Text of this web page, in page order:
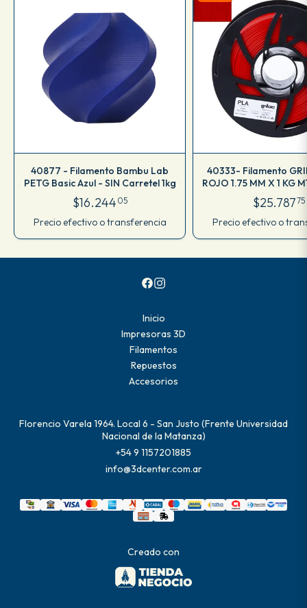
40877 - Filamento Bambu Lab
PETG Basic Azul - SIN Carretel 1kg
$16.244 05
Precio efectivo o transferencia
40333- Filamento
ROJO 1.75 MM X 1 KG
$25.78775
Precio efectivo o
Inicio
Impresoras 3D
Filamentos
Repuestos
Accesorios
Florencio Varela 1964. Local 6 - San Justo (Frente Universidad
Nacional de la Matanza)
+54 9 1157201885
info@3dcenter.com.ar
Creado con